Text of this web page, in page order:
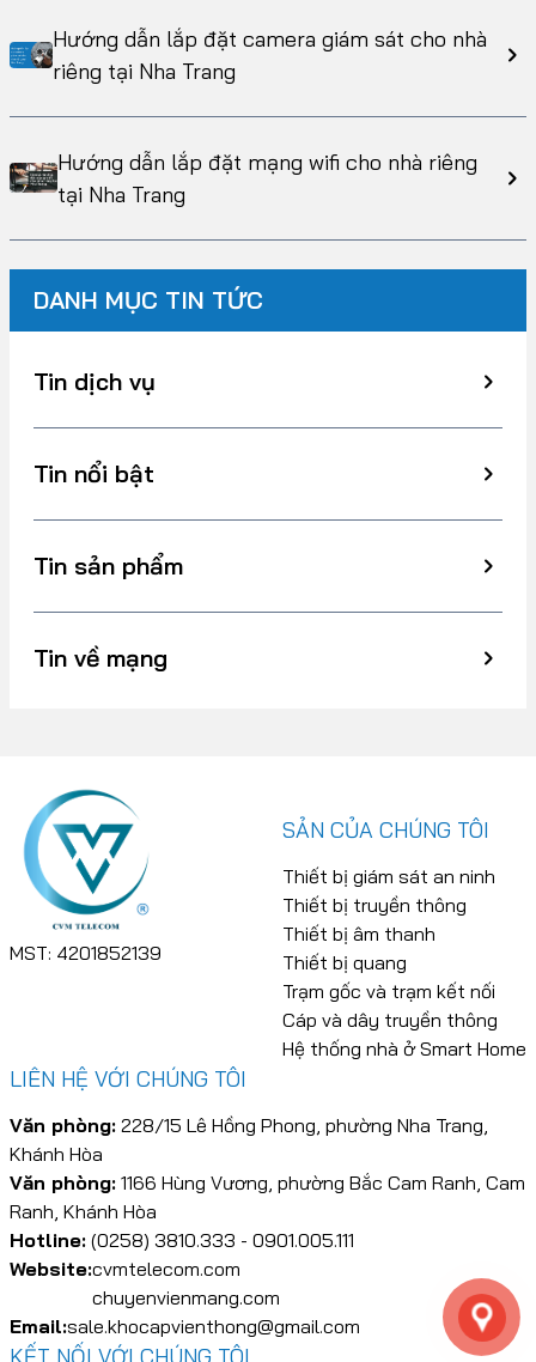
Hướng dẫn lắp đặt camera giám sát cho nhà
riêng tại Nha Trang
Hướng dẫn lắp đặt mạng wifi cho nhà riêng
tại Nha Trang
DANH MỤC TIN TỨC
Tin dịch vụ
Tin nổi bật
Tin sản phẩm
Tin về mạng
MST: 4201852139
SẢN CỦA CHÚNG TÔI
Thiết bị giám sát an ninh
Thiết bị truyền thông
Thiết bị âm thanh
Thiết bị quang
Trạm gốc và trạm kết nối
Cáp và dây truyền thông
Hệ thống nhà ở Smart Home
LIÊN HỆ VỚI CHÚNG TÔI
Văn phòng: 228/15 Lê Hồng Phong, phường Nha Trang,
Khánh Hòa
Văn phòng: 1166 Hùng Vương, phường Bắc Cam Ranh, Cam
Ranh, Khánh Hòa
Hotline: (0258) 3810.333 - 0901.005.111
Website:cvmtelecom.com
chuyenvienmang.com
Email:sale.khocapvienthong@gmail.com
KẾT NỐI VỚI CHÚNG TÔI